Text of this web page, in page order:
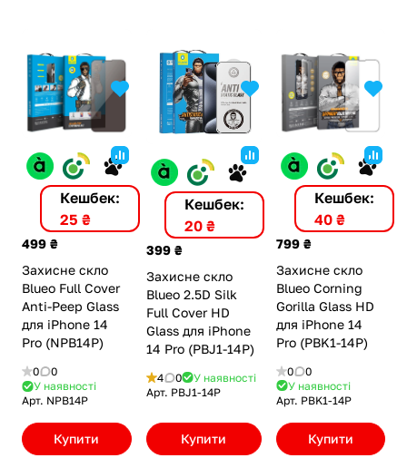
Кешбек:
25 ₴
499 ₴
Захисне скло
Blueo Full Cover
Anti-Peep Glass
для iPhone 14
Pro (NPB14P)
0
0
У наявності
Арт. NPB14P
Купити
Кешбек:
20 ₴
399 ₴
Захисне скло
Blueo 2.5D Silk
Full Cover HD
Glass для iPhone
14 Pro (PBJ1-14P)
4 0
У наявності
Арт. PBJ1-14P
Купити
Кешбек:
40 ₴
799 ₴
Захисне скло
Blueo Corning
Gorilla Glass HD
для iPhone 14
Pro (PBK1-14P)
0
0
У наявності
Арт. PBK1-14P
Купити